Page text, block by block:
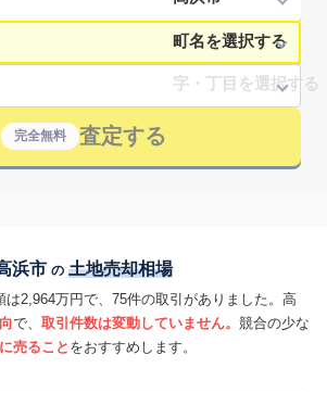
完全無料 査定する
浜市 の 土地売却相場
は2,964万円で、75件の取引がありました。高
で、 取引件数は変動していません。 競合の少な
売ることをおすすめします。